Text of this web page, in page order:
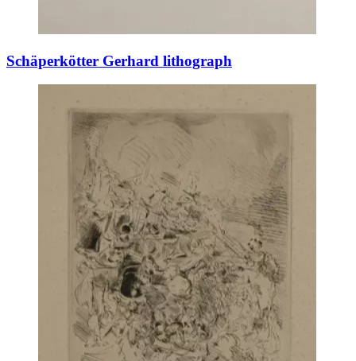
Schäperkötter Gerhard lithograph